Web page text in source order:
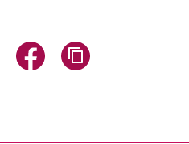
E-Mail teilen
Seite über WhatsApp teilen
Seite über Facebook